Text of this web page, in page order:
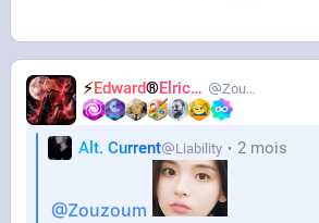
⚡Edward®Elric🌒 Zouzoum
Alt. Current Liability 2 mois
@Zouzoum